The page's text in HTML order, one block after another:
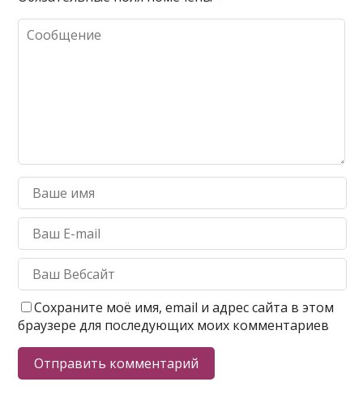
Сохраните моё имя, email и адрес сайта в этом
браузере для последующих моих комментариев